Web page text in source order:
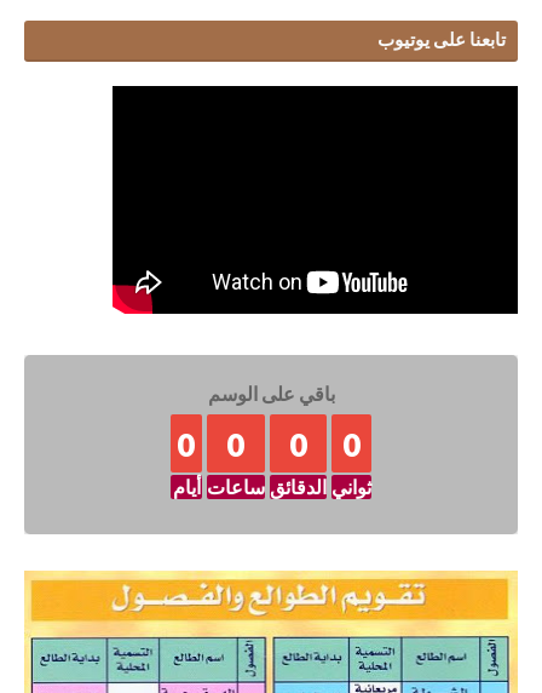
تابعنا على يوتيوب
باقي على الوسم
0
أيام
0
ساعات
0
الدقائق
0
ثواني